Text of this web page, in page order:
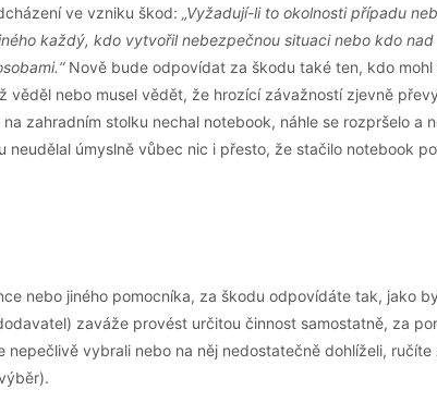
ve vzniku škod: „Vyžadují-li to okolnosti případu
každý, kdo vytvořil nebezpečnou situaci nebo kdo nad
Nově bude odpovídat za škodu také ten, kdo mohl
věděl nebo musel vědět, že hrozící závažností zjevně
zahradním stolku nechal notebook, náhle se rozpršelo a
úmyslně vůbec nic i přesto, že stačilo notebook
nebo jiného pomocníka, za škodu odpovídáte tak, jako
zaváže provést určitou činnost samostatně, za
vybrali nebo na něj nedostatečně dohlíželi, ručíte